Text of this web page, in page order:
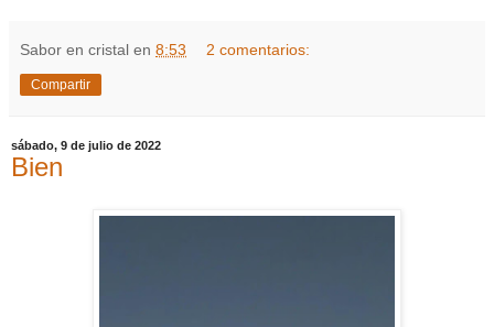
Sabor en cristal en 8:53 2 comentarios:
Compartir
sábado, 9 de julio de 2022
Bien